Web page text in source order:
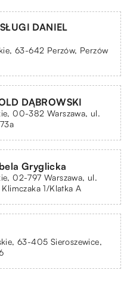
DANIEL
63-642 Perzów, Perzów
DĄBROWSKI
00-382 Warszawa, ul.
Gryglicka
02-797 Warszawa, ul.
1/Klatka A
63-405 Sieroszewice,